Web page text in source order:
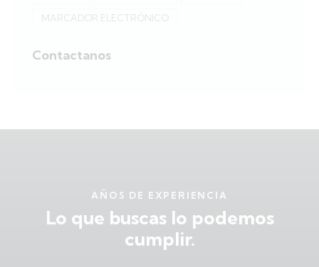
MARCADOR ELECTRÓNICO
Contactanos
AÑOS DE EXPERIENCIA
Lo que buscas lo podemos
cumplir.